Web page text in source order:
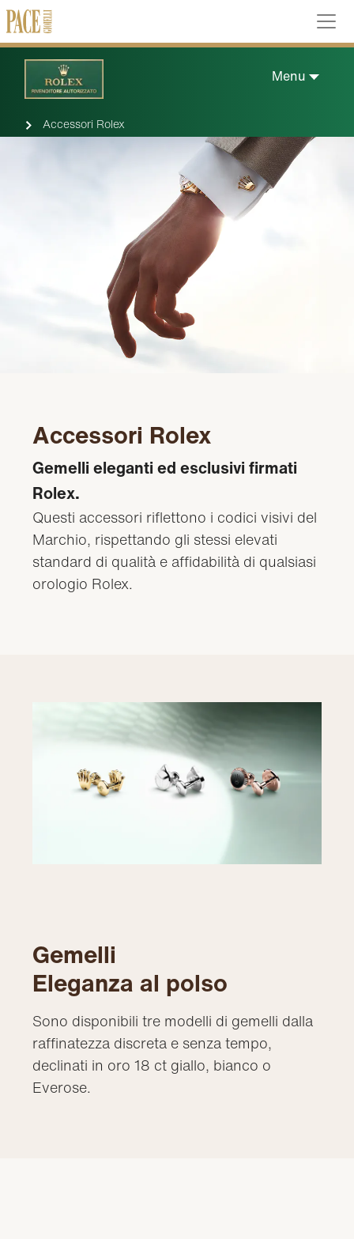
Menu
Accessori Rolex
Accessori Rolex
Gemelli eleganti ed esclusivi firmati
Rolex.
Questi accessori riflettono i codici visivi del
Marchio, rispettando gli stessi elevati
standard di qualità e affidabilità di qualsiasi
orologio Rolex.
Gemelli
Eleganza al polso
Sono disponibili tre modelli di gemelli dalla
raffinatezza discreta e senza tempo,
declinati in oro 18 ct giallo, bianco o
Everose.